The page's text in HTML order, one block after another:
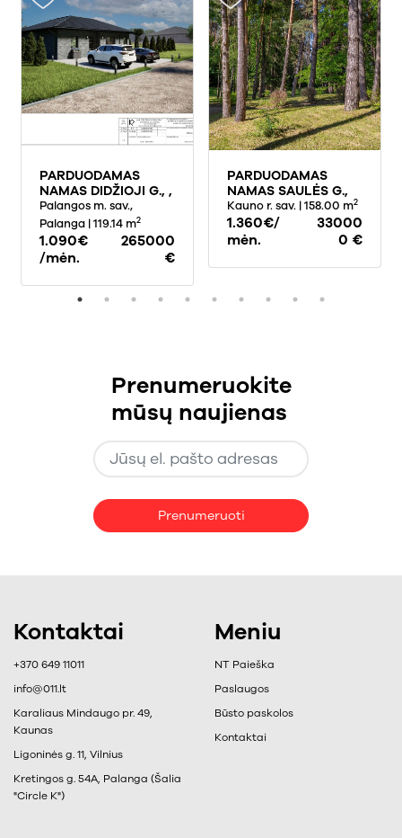
PARDUODAMAS
NAMAS DIDŽIOJI G., ,
PALANGOJE, 119,14
KV.M PLOTO
Palangos m. sav.,
Palanga | 119.14 m2
1.090€
/mėn.
265000
€
PARDUODAMAS
NAMAS SAULĖS G.,
DRĄSEIKIAI, 150 KV.M
PLOTO
Kauno r. sav. | 158.00 m2
1.360€/
mėn.
33000
0 €
Kontaktai
+370 649 11011
info@011.lt
Karaliaus Mindaugo pr. 49,
Kaunas
Ligoninės g. 11, Vilnius
Kretingos g. 54A, Palanga (Šalia
"Circle K")
Meniu
NT Paieška
Paslaugos
Būsto paskolos
Kontaktai
Prenumeruokite
mūsų naujienas
Prenumeruoti